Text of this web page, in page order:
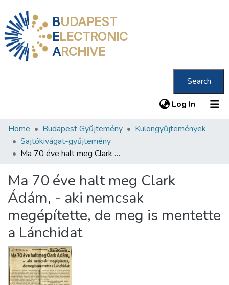
BUDAPEST
ELECTRONIC
ARCHIVE
Search
Log In (current)
Communities & Collections
All of DSpace
About us
Home Budapest Gyűjtemény
Különgyűjtemények
Sajtókivágat-gyűjtemény
Ma 70 éve halt meg Clark Ádám, - aki nemcsak megépítette, de meg is mentette a Lánchidat
Ma 70 éve halt meg Clark
Ádám, - aki nemcsak
megépítette, de meg is mentette
a Lánchidat